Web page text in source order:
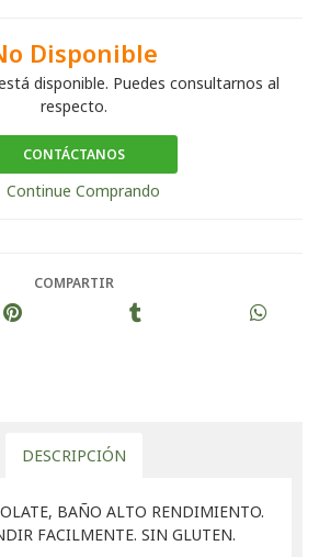
Disponible
disponible. Puedes consultarnos al
respecto.
CONTÁCTANOS
Continue Comprando
COMPARTIR
DESCRIPCIÓN
BAÑO ALTO RENDIMIENTO.
FACILMENTE. SIN GLUTEN.